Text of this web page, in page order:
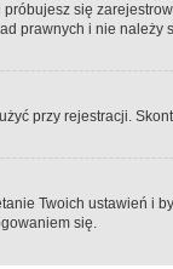
się
prawnych i nie należy
przy rejestracji.
Twoich ustawień i
się.